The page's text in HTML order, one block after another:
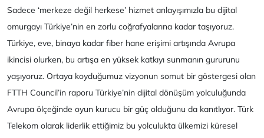
Sadece ‘merkeze değil herkese’ hizmet anlayışımızla bu dijital
omurgayı Türkiye’nin en zorlu coğrafyalarına kadar taşıyoruz.
Türkiye, eve, binaya kadar fiber hane erişimi artışında Avrupa
ikincisi olurken, bu artışa en yüksek katkıyı sunmanın gururunu
yaşıyoruz. Ortaya koyduğumuz vizyonun somut bir göstergesi olan
FTTH Council’in raporu Türkiye’nin dijital dönüşüm yolculuğunda
Avrupa ölçeğinde oyun kurucu bir güç olduğunu da kanıtlıyor. Türk
Telekom olarak liderlik ettiğimiz bu yolculukta ülkemizi küresel